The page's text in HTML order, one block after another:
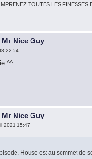
TOUTES LES
Mr Nice Guy
22:24
^^
Mr Nice Guy
2021 15:47
House est au sommet de